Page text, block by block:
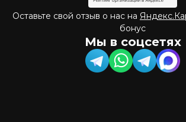
Оставьте свой отзыв о нас на
бонус
Мы в соцсетях